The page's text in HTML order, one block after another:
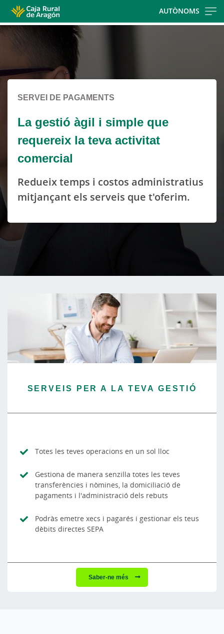
AUTÒNOMS
Cargando
contenido,
favor
espere...
SERVEI DE PAGAMENTS
La gestió àgil i simple que
requereix la teva activitat
comercial
Redueix temps i costos administratius
mitjançant els serveis que t'oferim.
SERVEIS PER A LA TEVA GESTIÓ
Totes les teves operacions en un sol lloc
Gestiona de manera senzilla totes les teves
transferències i nòmines, la domiciliació de
pagaments i l'administració dels rebuts
Podràs emetre xecs i pagarés i gestionar els teus
dèbits directes SEPA
Saber-ne més